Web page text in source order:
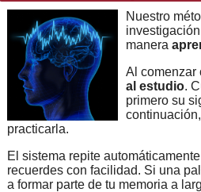
Nuestro
manera
Al comenzar
al estudio.
primero su
practicarla.
El sistema repite
recuerdes con facilidad. Si una
a formar parte de tu memoria a